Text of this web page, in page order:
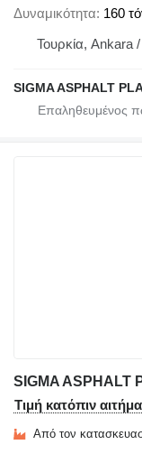
Δυναμικότητα 160
Τουρκία, Ankara
SIGMA ASPHALT
Τιμή κατόπιν
Από τον